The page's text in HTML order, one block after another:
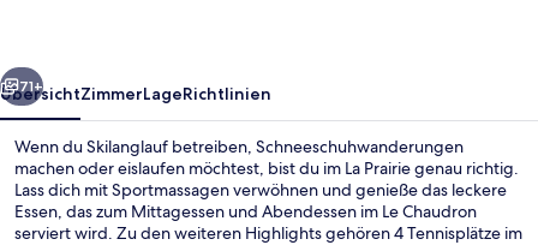
Weiter
71+
ÜbersichtZimmerLageRichtlinien
Wenn du Skilanglauf betreiben, Schneeschuhwanderungen
machen oder eislaufen möchtest, bist du im La Prairie genau richtig.
Lass dich mit Sportmassagen verwöhnen und genieße das leckere
Essen, das zum Mittagessen und Abendessen im Le Chaudron
serviert wird. Zu den weiteren Highlights gehören 4 Tennisplätze im